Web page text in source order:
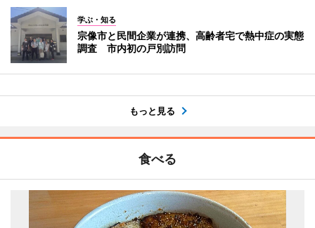
学ぶ・知る
宗像市と民間企業が連携、高齢者宅で熱中症の実態
調査 市内初の戸別訪問
もっと見る
食べる